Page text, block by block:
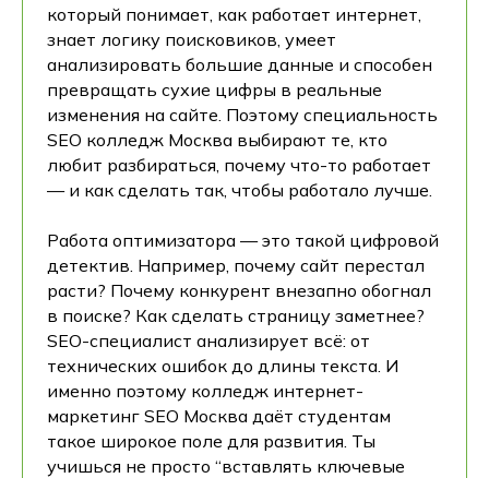
который понимает, как работает интернет,
знает логику поисковиков, умеет
анализировать большие данные и способен
превращать сухие цифры в реальные
изменения на сайте. Поэтому специальность
SEO колледж Москва выбирают те, кто
любит разбираться, почему что-то работает
— и как сделать так, чтобы работало лучше.
Работа оптимизатора — это такой цифровой
детектив. Например, почему сайт перестал
расти? Почему конкурент внезапно обогнал
в поиске? Как сделать страницу заметнее?
SEO-специалист анализирует всё: от
технических ошибок до длины текста. И
именно поэтому колледж интернет-
маркетинг SEO Москва даёт студентам
такое широкое поле для развития. Ты
учишься не просто “вставлять ключевые